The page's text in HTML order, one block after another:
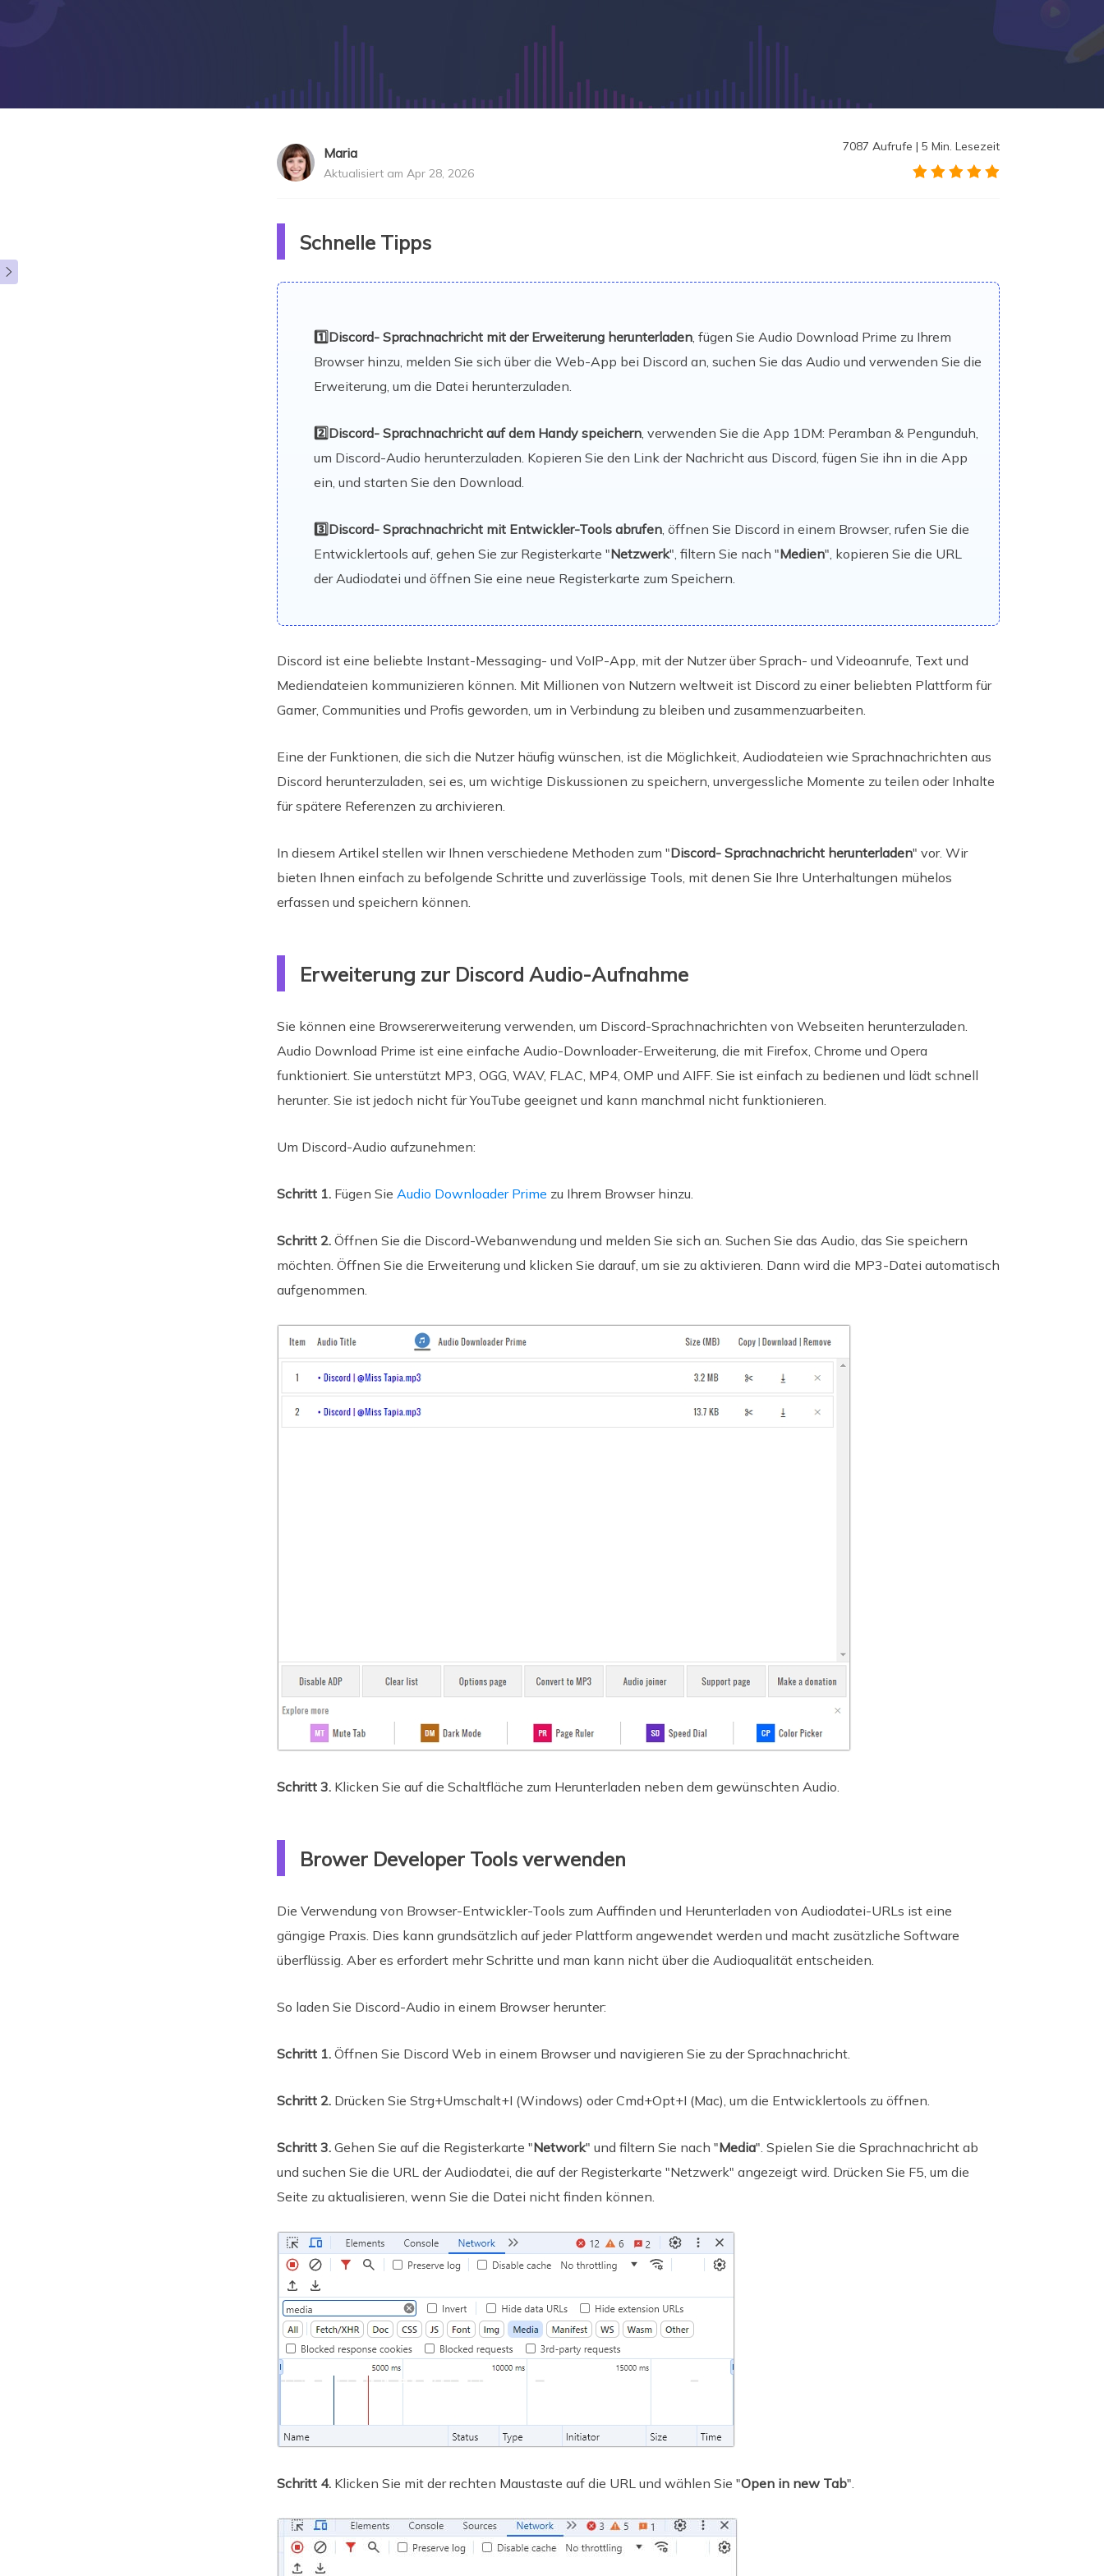

Maria
Aktualisiert am Apr 28, 2026
7087 Aufrufe | 5 Min. Lesezeit
Schnelle Tipps
1️⃣Discord- Sprachnachricht mit der Erweiterung herunterladen, fügen Sie Audio Download Prime zu Ihrem
Browser hinzu, melden Sie sich über die Web-App bei Discord an, suchen Sie das Audio und verwenden Sie die
Erweiterung, um die Datei herunterzuladen.
2️⃣Discord- Sprachnachricht auf dem Handy speichern, verwenden Sie die App 1DM: Peramban & Pengunduh,
um Discord-Audio herunterzuladen. Kopieren Sie den Link der Nachricht aus Discord, fügen Sie ihn in die App
ein, und starten Sie den Download.
3️⃣Discord- Sprachnachricht mit Entwickler-Tools abrufen, öffnen Sie Discord in einem Browser, rufen Sie die
Entwicklertools auf, gehen Sie zur Registerkarte "Netzwerk", filtern Sie nach "Medien", kopieren Sie die URL
der Audiodatei und öffnen Sie eine neue Registerkarte zum Speichern.
Discord ist eine beliebte Instant-Messaging- und VoIP-App, mit der Nutzer über Sprach- und Videoanrufe, Text und
Mediendateien kommunizieren können. Mit Millionen von Nutzern weltweit ist Discord zu einer beliebten Plattform für
Gamer, Communities und Profis geworden, um in Verbindung zu bleiben und zusammenzuarbeiten.
Eine der Funktionen, die sich die Nutzer häufig wünschen, ist die Möglichkeit, Audiodateien wie Sprachnachrichten aus
Discord herunterzuladen, sei es, um wichtige Diskussionen zu speichern, unvergessliche Momente zu teilen oder Inhalte
für spätere Referenzen zu archivieren.
In diesem Artikel stellen wir Ihnen verschiedene Methoden zum "Discord- Sprachnachricht herunterladen" vor. Wir
bieten Ihnen einfach zu befolgende Schritte und zuverlässige Tools, mit denen Sie Ihre Unterhaltungen mühelos
erfassen und speichern können.
Erweiterung zur Discord Audio-Aufnahme
Sie können eine Browsererweiterung verwenden, um Discord-Sprachnachrichten von Webseiten herunterzuladen.
Audio Download Prime ist eine einfache Audio-Downloader-Erweiterung, die mit Firefox, Chrome und Opera
funktioniert. Sie unterstützt MP3, OGG, WAV, FLAC, MP4, OMP und AIFF. Sie ist einfach zu bedienen und lädt schnell
herunter. Sie ist jedoch nicht für YouTube geeignet und kann manchmal nicht funktionieren.
Um Discord-Audio aufzunehmen:
Schritt 1. Fügen Sie Audio Downloader Prime zu Ihrem Browser hinzu.
Schritt 2. Öffnen Sie die Discord-Webanwendung und melden Sie sich an. Suchen Sie das Audio, das Sie speichern
möchten. Öffnen Sie die Erweiterung und klicken Sie darauf, um sie zu aktivieren. Dann wird die MP3-Datei automatisch
aufgenommen.
Schritt 3. Klicken Sie auf die Schaltfläche zum Herunterladen neben dem gewünschten Audio.
Brower Developer Tools verwenden
Die Verwendung von Browser-Entwickler-Tools zum Auffinden und Herunterladen von Audiodatei-URLs ist eine
gängige Praxis. Dies kann grundsätzlich auf jeder Plattform angewendet werden und macht zusätzliche Software
überflüssig. Aber es erfordert mehr Schritte und man kann nicht über die Audioqualität entscheiden.
So laden Sie Discord-Audio in einem Browser herunter:
Schritt 1. Öffnen Sie Discord Web in einem Browser und navigieren Sie zu der Sprachnachricht.
Schritt 2. Drücken Sie Strg+Umschalt+I (Windows) oder Cmd+Opt+I (Mac), um die Entwicklertools zu öffnen.
Schritt 3. Gehen Sie auf die Registerkarte "Network" und filtern Sie nach "Media". Spielen Sie die Sprachnachricht ab
und suchen Sie die URL der Audiodatei, die auf der Registerkarte "Netzwerk" angezeigt wird. Drücken Sie F5, um die
Seite zu aktualisieren, wenn Sie die Datei nicht finden können.
Schritt 4. Klicken Sie mit der rechten Maustaste auf die URL und wählen Sie "Open in new Tab".